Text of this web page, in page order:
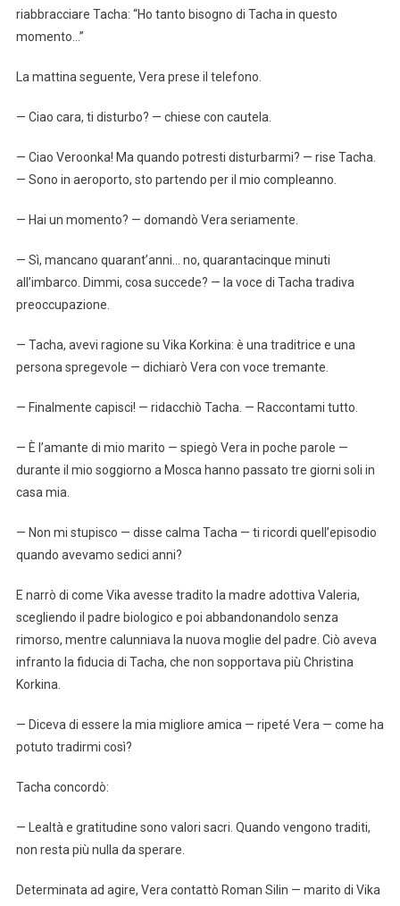
riabbracciare Tacha: “Ho tanto bisogno di Tacha in questo
momento…”
La mattina seguente, Vera prese il telefono.
— Ciao cara, ti disturbo? — chiese con cautela.
— Ciao Veroonka! Ma quando potresti disturbarmi? — rise Tacha.
— Sono in aeroporto, sto partendo per il mio compleanno.
— Hai un momento? — domandò Vera seriamente.
— Sì, mancano quarant’anni… no, quarantacinque minuti
all’imbarco. Dimmi, cosa succede? — la voce di Tacha tradiva
preoccupazione.
— Tacha, avevi ragione su Vika Korkina: è una traditrice e una
persona spregevole — dichiarò Vera con voce tremante.
— Finalmente capisci! — ridacchiò Tacha. — Raccontami tutto.
— È l’amante di mio marito — spiegò Vera in poche parole —
durante il mio soggiorno a Mosca hanno passato tre giorni soli in
casa mia.
— Non mi stupisco — disse calma Tacha — ti ricordi quell’episodio
quando avevamo sedici anni?
E narrò di come Vika avesse tradito la madre adottiva Valeria,
scegliendo il padre biologico e poi abbandonandolo senza
rimorso, mentre calunniava la nuova moglie del padre. Ciò aveva
infranto la fiducia di Tacha, che non sopportava più Christina
Korkina.
— Diceva di essere la mia migliore amica — ripeté Vera — come ha
potuto tradirmi così?
Tacha concordò:
— Lealtà e gratitudine sono valori sacri. Quando vengono traditi,
non resta più nulla da sperare.
Determinata ad agire, Vera contattò Roman Silin — marito di Vika